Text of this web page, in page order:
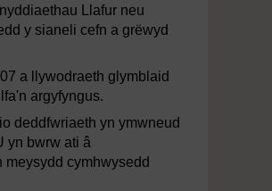
Llafur neu
y sianeli cefn a grëwyd
a llywodraeth glymblaid
argyfyngus.
deddfwriaeth yn ymwneud
yn bwrw ati â
meysydd cymhwysedd